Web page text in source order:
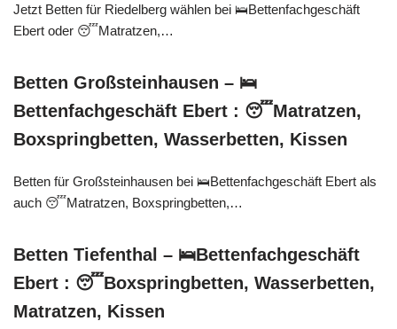
Jetzt Betten für Riedelberg wählen bei 🛌Bettenfachgeschäft
Ebert oder 😴Matratzen,…
Betten Großsteinhausen – 🛌
Bettenfachgeschäft Ebert : 😴Matratzen,
Boxspringbetten, Wasserbetten, Kissen
Betten für Großsteinhausen bei 🛌Bettenfachgeschäft Ebert als
auch 😴Matratzen, Boxspringbetten,…
Betten Tiefenthal – 🛌Bettenfachgeschäft
Ebert : 😴Boxspringbetten, Wasserbetten,
Matratzen, Kissen